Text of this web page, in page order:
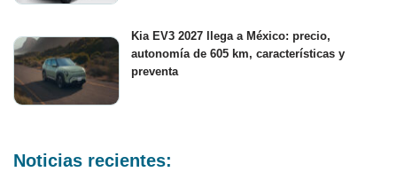
Kia EV3 2027 llega a México: precio,
autonomía de 605 km, características y
preventa
Noticias recientes: